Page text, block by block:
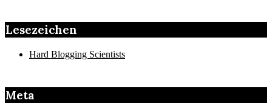
Lesezeichen
Hard Blogging Scientists
Meta